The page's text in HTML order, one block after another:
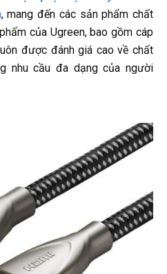
, mang đến các sản phẩm chất
của Ugreen, bao gồm cáp
được đánh giá cao về chất
nhu cầu đa dạng của người